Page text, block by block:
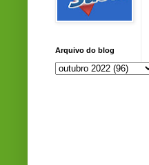
Arquivo do blog